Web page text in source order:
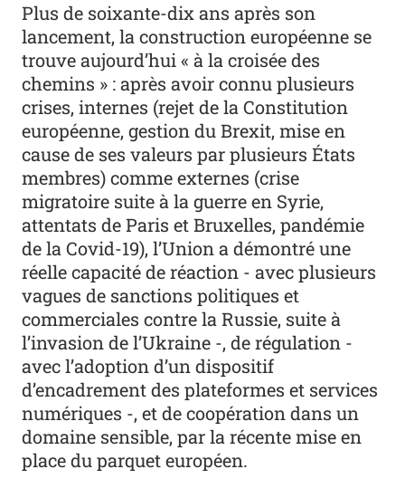
Plus de soixante-dix ans après son
lancement, la construction européenne se
trouve aujourd’hui « à la croisée des
chemins » : après avoir connu plusieurs
crises, internes (rejet de la Constitution
européenne, gestion du Brexit, mise en
cause de ses valeurs par plusieurs États
membres) comme externes (crise
migratoire suite à la guerre en Syrie,
attentats de Paris et Bruxelles, pandémie
de la Covid-19), l’Union a démontré une
réelle capacité de réaction - avec plusieurs
vagues de sanctions politiques et
commerciales contre la Russie, suite à
l’invasion de l’Ukraine -, de régulation -
avec l’adoption d’un dispositif
d’encadrement des plateformes et services
numériques -, et de coopération dans un
domaine sensible, par la récente mise en
place du parquet européen.